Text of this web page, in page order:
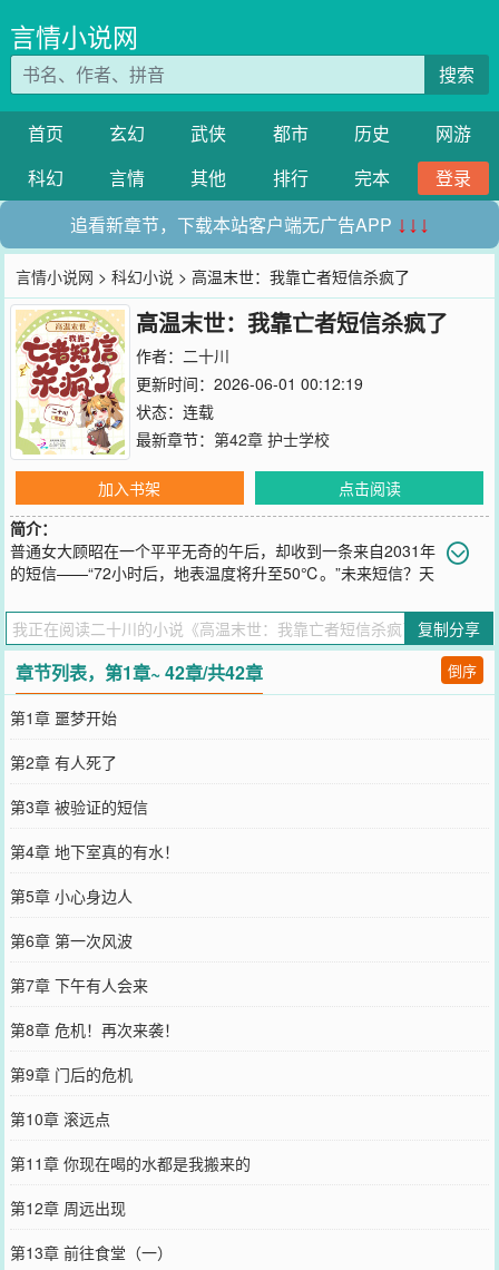
言情小说网
搜索
首页 玄幻 武侠 都市 历史
网游
科幻
言情 其他 排行 完本
登录
追看新章节，下载本站客户端无广告APP ↓↓↓
言情小说网 >科幻小说 > 高温末世：我靠亡者短信杀疯了
高温末世：我靠亡者短信杀疯了
作者： 二十川
更新时间：2026-06-01 00:12:19
状态：连载
最新章节： 第42章 护士学校
加入书架
点击阅读
简介：
普通女大顾昭在一个平平无奇的午后，却收到一条来自2031年
的短信——“72小时后，地表温度将升至50℃。”未来短信？天
作剧！可偏偏三天后，气温真的突破了50摄氏度顾昭猛地攥紧手机。
难道……真的是来自未来的消息？紧接着，第二条短信来了：“教学楼
地下室有水。”这一次，她二话不说冲了过去，获得一整个售货机的
水！”后来，顾昭靠着这些短信硬生生把末世活成了开卷考试。曾经救
过的路人反手想用她换物资？她反手把那人踹下去，头都没回。基地
有人想拿她当炮灰？她直接把贪污物资的证据群发全基地，让全基地
人审判他们。人人都奉她为预言家，但只有她知道最后的真相，当短
信消失，顾昭擦干刀上的血：“够了，剩下的路，我自己杀。”
您要是觉得《 高温末世：我靠亡者短信杀疯了
记向您QQ群和微博微信里的朋友推荐哦！
复制分享
章节列表，第1章~ 42章/共42章 倒序
第1章 噩梦开始
第2章 有人死了
第3章 被验证的短信
第4章 地下室真的有水！
第5章 小心身边人
第6章 第一次风波
第7章 下午有人会来
第8章 危机！再次来袭！
第9章 门后的危机
第10章 滚远点
第11章 你现在喝的水都是我搬来的
第12章 周远出现
第13章 前往食堂（一）